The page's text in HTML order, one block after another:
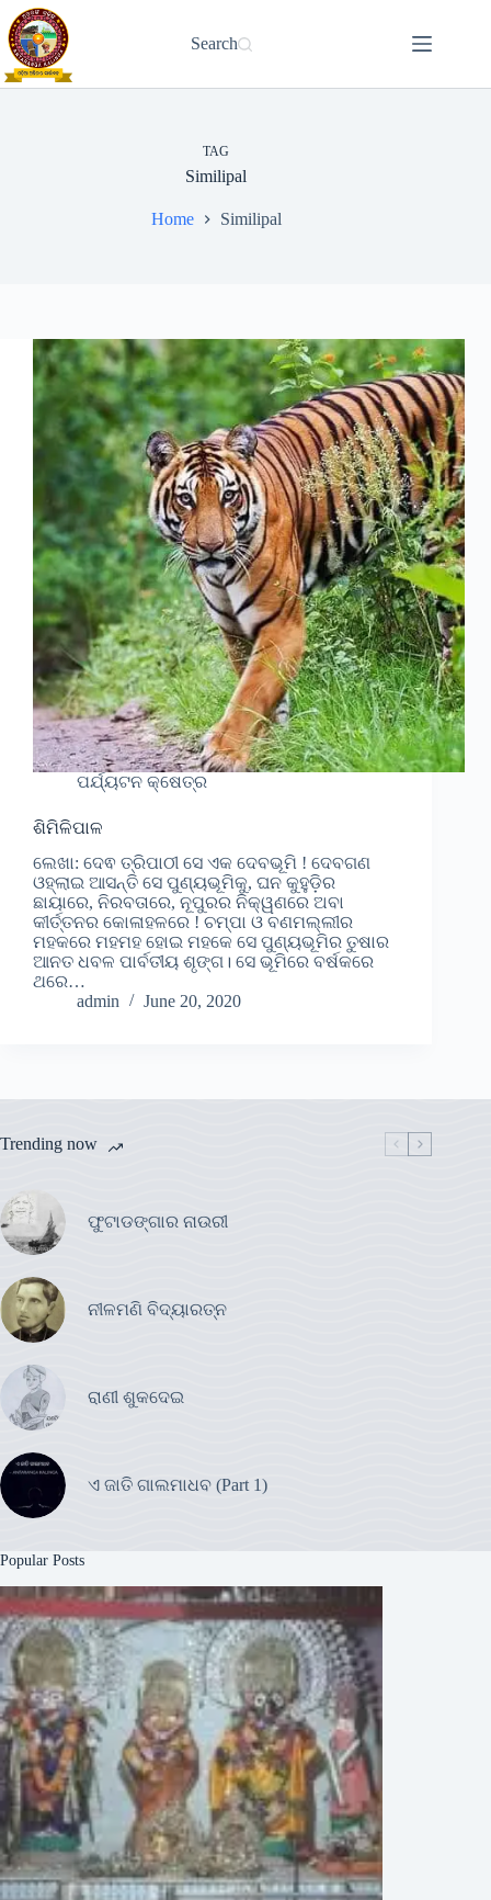
Skip
to
content
Search
TAG
Similipal
Home Similipal
ପର୍ଯ୍ୟଟନ କ୍ଷେତ୍ର
ଶିମିଳିପାଳ
ଲେଖା: ଦେଵ ତ୍ରିପାଠୀ ସେ ଏକ ଦେବଭୂମି ! ଦେବଗଣ
ଓହ୍ଲାଇ ଆସନ୍ତି ସେ ପୁଣ୍ୟଭୂମିକୁ, ଘନ କୁହୁଡ଼ିର
ଛାୟାରେ, ନିରବତାରେ, ନୂପୁରର ନିକ୍ୱଣରେ ଅବା
କୀର୍ତ୍ତନର କୋଳାହଳରେ ! ଚମ୍ପା ଓ ବଣମଲ୍ଲୀର
ମହକରେ ମହମହ ହୋଇ ମହକେ ସେ ପୁଣ୍ୟଭୂମିର ତୁଷାର
ଆନତ ଧବଳ ପାର୍ବତୀୟ ଶୃଙ୍ଗ। ସେ ଭୂମିରେ ବର୍ଷକରେ
ଥରେ…
admin
June 20, 2020
Trending now
ଫୁଟାଡଙ୍ଗାର ନାଉରୀ
ନୀଳମଣି ବିଦ୍ୟାରତ୍ନ
ରାଣୀ ଶୁକଦେଇ
ଏ ଜାତି ଗାଲମାଧବ (Part 1)
Popular Posts